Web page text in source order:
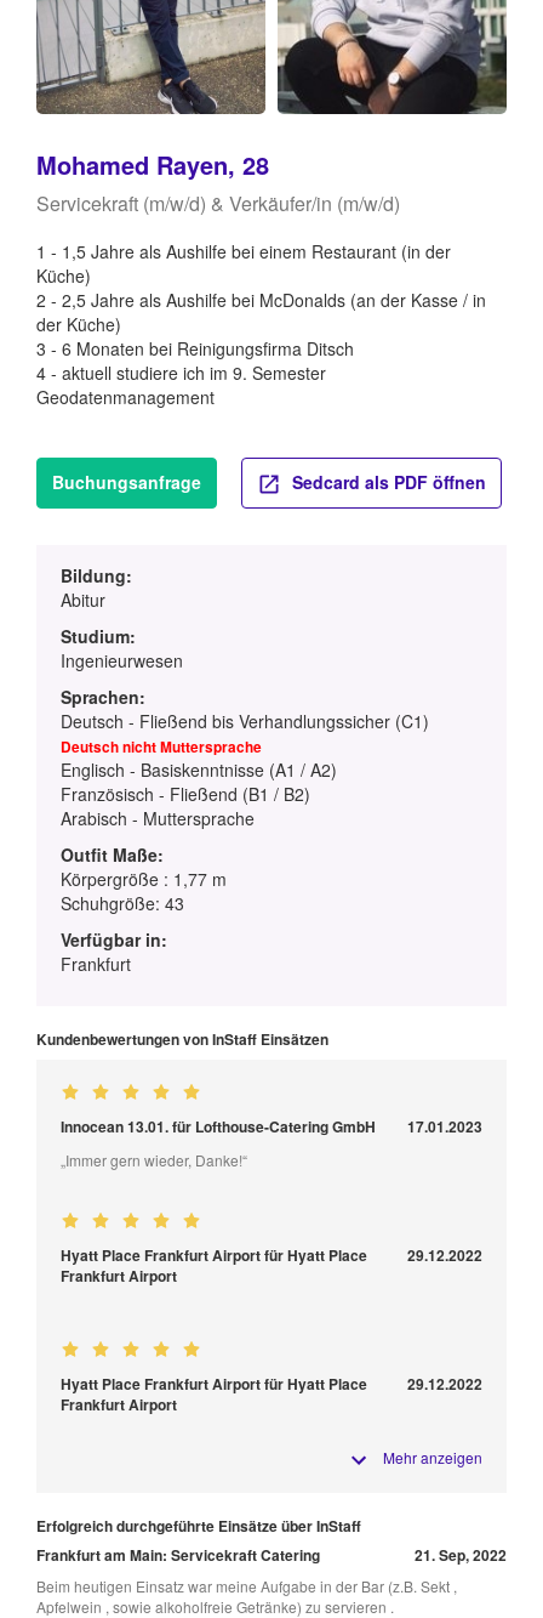
Mohamed Rayen, 28
Servicekraft (m/w/d) & Verkäufer/in (m/w/d)
1 - 1,5 Jahre als Aushilfe bei einem Restaurant (in der
Küche)
2 - 2,5 Jahre als Aushilfe bei McDonalds (an der Kasse / in
der Küche)
3 - 6 Monaten bei Reinigungsfirma Ditsch
4 - aktuell studiere ich im 9. Semester
Geodatenmanagement
Buchungsanfrage Sedcard als PDF öffnen
Bildung:
Abitur
Studium:
Ingenieurwesen
Sprachen:
Deutsch - Fließend bis Verhandlungssicher (C1)
Deutsch nicht Muttersprache
Englisch - Basiskenntnisse (A1 / A2)
Französisch - Fließend (B1 / B2)
Arabisch - Muttersprache
Outfit Maße:
Körpergröße : 1,77 m
Schuhgröße: 43
Verfügbar in:
Frankfurt
Kundenbewertungen von InStaff Einsätzen
Innocean 13.01. für Lofthouse-Catering GmbH 17.01.2023
„Immer gern wieder, Danke!“
Hyatt Place Frankfurt Airport für Hyatt Place
Frankfurt Airport
29.12.2022
Hyatt Place Frankfurt Airport für Hyatt Place
Frankfurt Airport
29.12.2022
Mehr anzeigen
Erfolgreich durchgeführte Einsätze über InStaff
Frankfurt am Main: Servicekraft Catering
21. Sep, 2022
Beim heutigen Einsatz war meine Aufgabe in der Bar (z.B. Sekt ,
Apfelwein , sowie alkoholfreie Getränke) zu servieren .